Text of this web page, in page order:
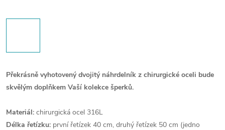
Překrásně vyhotovený dvojitý náhrdelník z chirurgické oceli bude
skvělým doplňkem Vaší kolekce šperků.
Materiál: chirurgická ocel 316L
Délka řetízku: první řetízek 40 cm, druhý řetízek 50 cm (jedno